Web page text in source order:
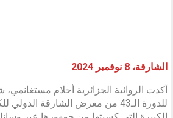
الشارقة، 8 نوفمبر 2024
أكدت الروائية الجزائرية أحلام مستغانمي،
للدورة الـ43 من معرض الشارقة